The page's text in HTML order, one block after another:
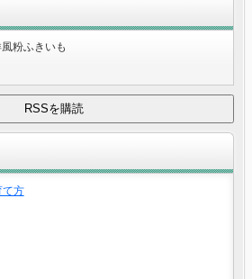
粉ふきいも
て方